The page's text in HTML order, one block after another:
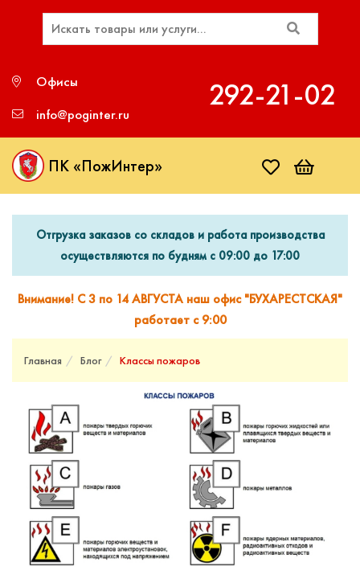
Офисы
info@poginter.ru
292‑21‑02
ПК «ПожИнтер»
Отгрузка заказов со складов и работа производства
осуществляются по будням с 09:00 до 17:00
Внимание! С 3 по 14 АВГУСТА наш офис "БУХАРЕСТСКАЯ"
работает с 9:00
Главная Блог Классы пожаров